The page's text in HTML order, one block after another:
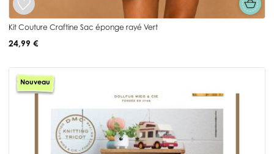
Kit Couture Craftine Sac éponge rayé Vert
24,99 €
Nouveau